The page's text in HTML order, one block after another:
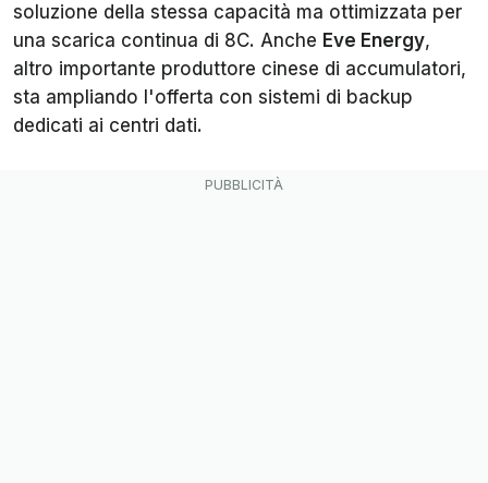
soluzione della stessa capacità ma ottimizzata per
una scarica continua di 8C. Anche Eve Energy,
altro importante produttore cinese di accumulatori,
sta ampliando l'offerta con sistemi di backup
dedicati ai centri dati.